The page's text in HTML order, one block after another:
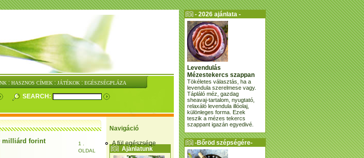
: HASZNOS CÍMEK : JÁTÉKOK : EGÉSZSÉGPLÁZA
SEARCH:
Navigáció
A fül egészsége
Ajánlatunk
milliárd forint
1 .
OLDAL
- 2026 ajánlata -
Levendulás
Mézestekercs szappan
Tökéletes választás, ha a
levendula szerelmese vagy.
Tápláló méz, gazdag
sheavaj-tartalom, nyugtató,
relaxáló levendula illóolaj,
különleges forma. Ezek
teszik a mézes tekercs
szappant igazán egyedivé.
-Bőröd szépségére-